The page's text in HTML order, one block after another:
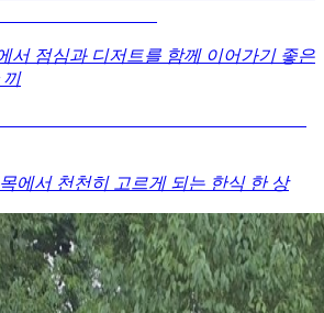
서 점심과 디저트를 함께 이어가기 좋은
끼
에서 천천히 고르게 되는 한식 한 상